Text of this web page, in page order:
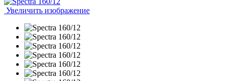
Увеличить изображение